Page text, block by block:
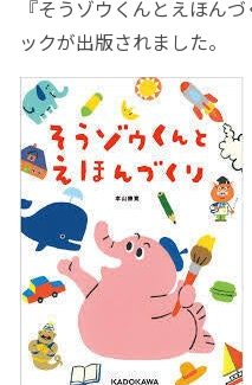
『そうゾウくんとえほん
ックが出版されました。